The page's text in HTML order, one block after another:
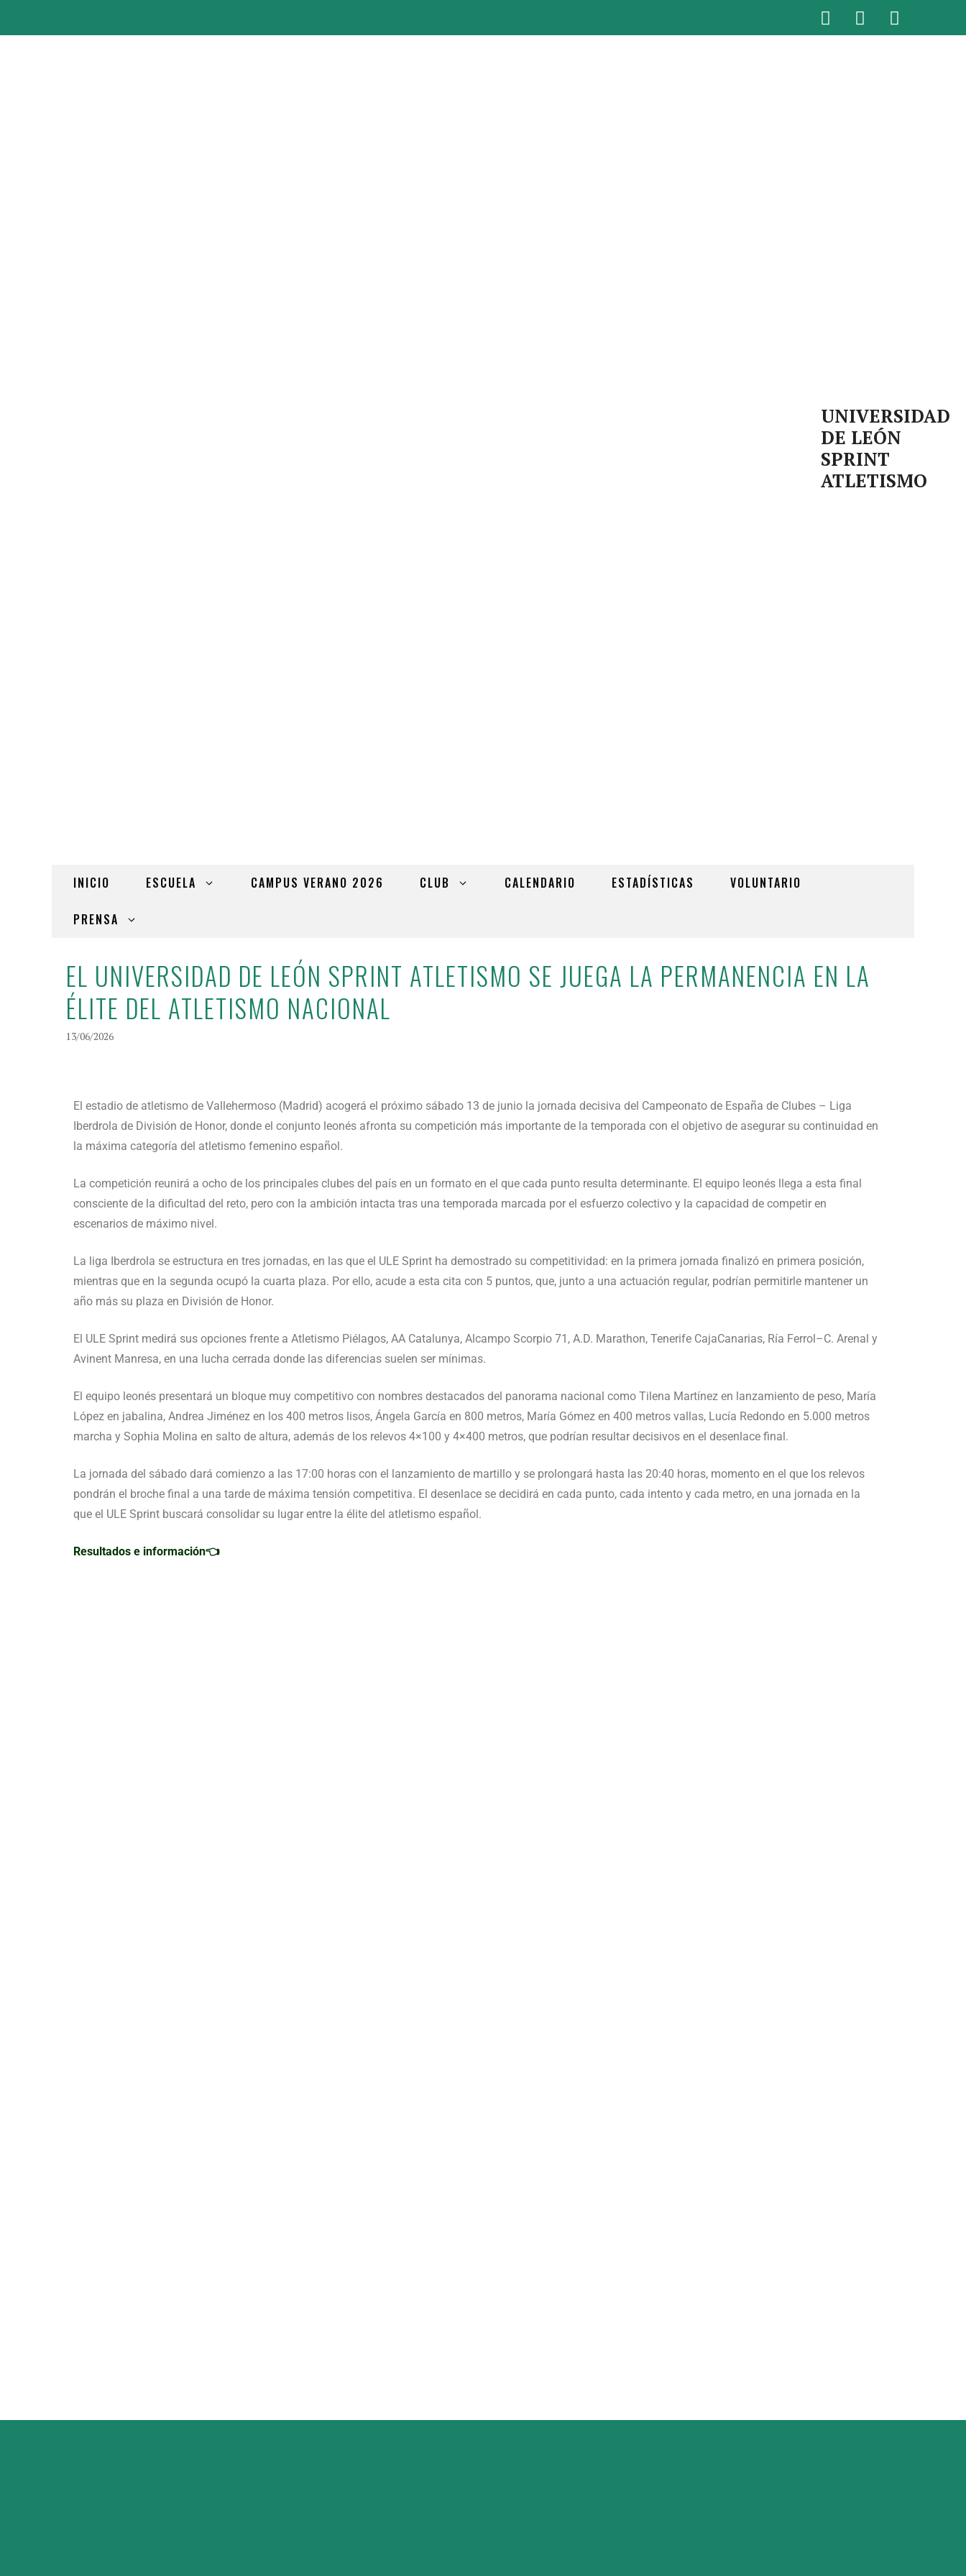
UNIVERSIDAD
DE LEÓN
SPRINT
ATLETISMO
INICIO ESCUELA CAMPUS VERANO 2026 CLUB CALENDARIO ESTADÍSTICAS VOLUNTARIO
PRENSA
EL UNIVERSIDAD DE LEÓN SPRINT ATLETISMO SE JUEGA LA PERMANENCIA EN LA
ÉLITE DEL ATLETISMO NACIONAL
13/06/2026
El estadio de atletismo de Vallehermoso (Madrid) acogerá el próximo sábado 13 de junio la jornada decisiva del Campeonato de España de Clubes – Liga
Iberdrola de División de Honor, donde el conjunto leonés afronta su competición más importante de la temporada con el objetivo de asegurar su continuidad en
la máxima categoría del atletismo femenino español.
La competición reunirá a ocho de los principales clubes del país en un formato en el que cada punto resulta determinante. El equipo leonés llega a esta final
consciente de la dificultad del reto, pero con la ambición intacta tras una temporada marcada por el esfuerzo colectivo y la capacidad de competir en
escenarios de máximo nivel.
La liga Iberdrola se estructura en tres jornadas, en las que el ULE Sprint ha demostrado su competitividad: en la primera jornada finalizó en primera posición,
mientras que en la segunda ocupó la cuarta plaza. Por ello, acude a esta cita con 5 puntos, que, junto a una actuación regular, podrían permitirle mantener un
año más su plaza en División de Honor.
El ULE Sprint medirá sus opciones frente a Atletismo Piélagos, AA Catalunya, Alcampo Scorpio 71, A.D. Marathon, Tenerife CajaCanarias, Ría Ferrol–C. Arenal y
Avinent Manresa, en una lucha cerrada donde las diferencias suelen ser mínimas.
El equipo leonés presentará un bloque muy competitivo con nombres destacados del panorama nacional como Tilena Martínez en lanzamiento de peso, María
López en jabalina, Andrea Jiménez en los 400 metros lisos, Ángela García en 800 metros, María Gómez en 400 metros vallas, Lucía Redondo en 5.000 metros
marcha y Sophia Molina en salto de altura, además de los relevos 4×100 y 4×400 metros, que podrían resultar decisivos en el desenlace final.
La jornada del sábado dará comienzo a las 17:00 horas con el lanzamiento de martillo y se prolongará hasta las 20:40 horas, momento en el que los relevos
pondrán el broche final a una tarde de máxima tensión competitiva. El desenlace se decidirá en cada punto, cada intento y cada metro, en una jornada en la
que el ULE Sprint buscará consolidar su lugar entre la élite del atletismo español.
Resultados e información👈